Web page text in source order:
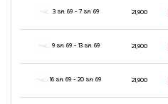
3 ธ.ค. 69- 7 ธ.ค. 69 21,900
9 ธ.ค. 69- 13 ธ.ค. 69 21,900
16 ธ.ค. 69 -20 ธ.ค. 69 21,900